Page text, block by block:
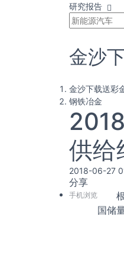
研究报告
金沙
金沙下载送彩
钢铁冶金
供给
2018-06-27
分享
手机浏览 根
国储